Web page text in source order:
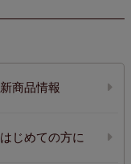
新商品情報
はじめての方に